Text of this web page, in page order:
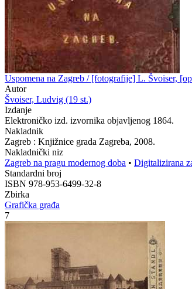
Uspomena na Zagreb / [fotografije] L. Švoiser,
Autor
Švoiser, Ludvig (19 st.)
Izdanje
Elektroničko izd. izvornika objavljenog 1864.
Nakladnik
Zagreb : Knjižnice grada Zagreba, 2008.
Nakladnički niz
Zagreb na pragu modernog doba • Digitalizirana
Standardni broj
ISBN 978-953-6499-32-8
Zbirka
Grafička građa
7